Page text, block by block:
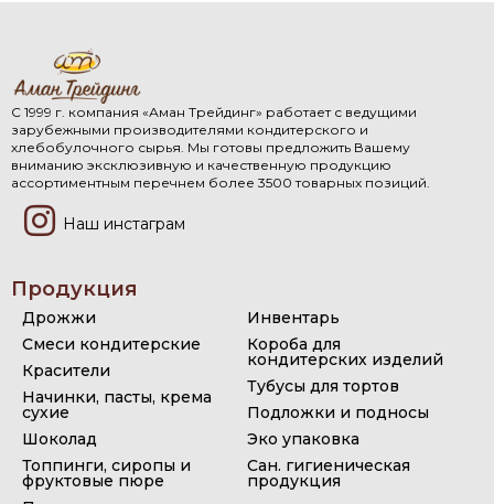
С 1999 г. компания «Аман Трейдинг» работает с ведущими
зарубежными производителями кондитерского и
хлебобулочного сырья. Мы готовы предложить Вашему
вниманию эксклюзивную и качественную продукцию
ассортиментным перечнем более 3500 товарных позиций.
Наш инстаграм
Продукция
Дрожжи
Смеси кондитерские
Красители
Начинки, пасты, крема
сухие
Шоколад
Топпинги, сиропы и
фруктовые пюре
Инвентарь
Короба для
кондитерских изделий
Тубусы для тортов
Подложки и подносы
Эко упаковка
Сан. гигиеническая
продукция